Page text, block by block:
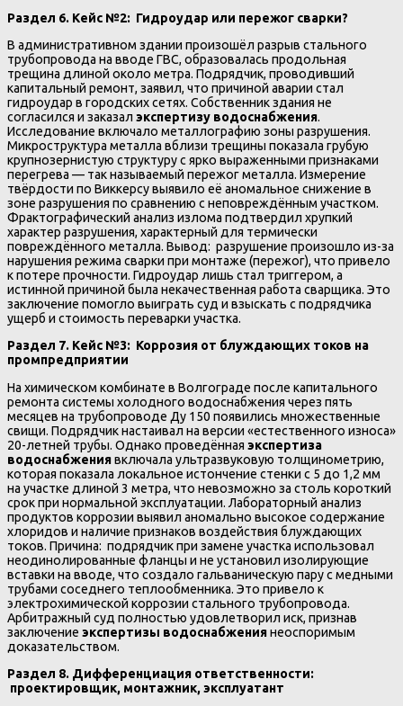
Раздел 6. Кейс №2: Гидроудар или пережог сварки?
В административном здании произошёл разрыв стального
трубопровода на вводе ГВС, образовалась продольная
трещина длиной около метра. Подрядчик, проводивший
капитальный ремонт, заявил, что причиной аварии стал
гидроудар в городских сетях. Собственник здания не
согласился и заказал экспертизу водоснабжения.
Исследование включало металлографию зоны разрушения.
Микроструктура металла вблизи трещины показала грубую
крупнозернистую структуру с ярко выраженными признаками
перегрева — так называемый пережог металла. Измерение
твёрдости по Виккерсу выявило её аномальное снижение в
зоне разрушения по сравнению с неповреждённым участком.
Фрактографический анализ излома подтвердил хрупкий
характер разрушения, характерный для термически
повреждённого металла. Вывод: разрушение произошло из-за
нарушения режима сварки при монтаже (пережог), что привело
к потере прочности. Гидроудар лишь стал триггером, а
истинной причиной была некачественная работа сварщика. Это
заключение помогло выиграть суд и взыскать с подрядчика
ущерб и стоимость переварки участка.
Раздел 7. Кейс №3: Коррозия от блуждающих токов на
промпредприятии
На химическом комбинате в Волгограде после капитального
ремонта системы холодного водоснабжения через пять
месяцев на трубопроводе Ду 150 появились множественные
свищи. Подрядчик настаивал на версии «естественного износа»
20-летней трубы. Однако проведённая экспертиза
водоснабжениявключала ультразвуковую толщинометрию,
которая показала локальное истончение стенки с 5 до 1,2 мм
на участке длиной 3 метра, что невозможно за столь короткий
срок при нормальной эксплуатации. Лабораторный анализ
продуктов коррозии выявил аномально высокое содержание
хлоридов и наличие признаков воздействия блуждающих
токов. Причина: подрядчик при замене участка использовал
неодинолированные фланцы и не установил изолирующие
вставки на вводе, что создало гальваническую пару с медными
трубами соседнего теплообменника. Это привело к
электрохимической коррозии стального трубопровода.
Арбитражный суд полностью удовлетворил иск, признав
заключение экспертизы водоснабжениянеоспоримым
доказательством.
Раздел 8. Дифференциация ответственности:
проектировщик, монтажник, эксплуатант